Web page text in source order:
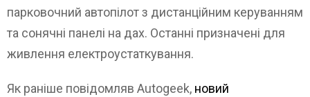
парковочний автопілот з дистанційним керуванням
та сонячні панелі на дах. Останні призначені для
живлення електроустаткування.
Як раніше повідомляв Autogeek, новий